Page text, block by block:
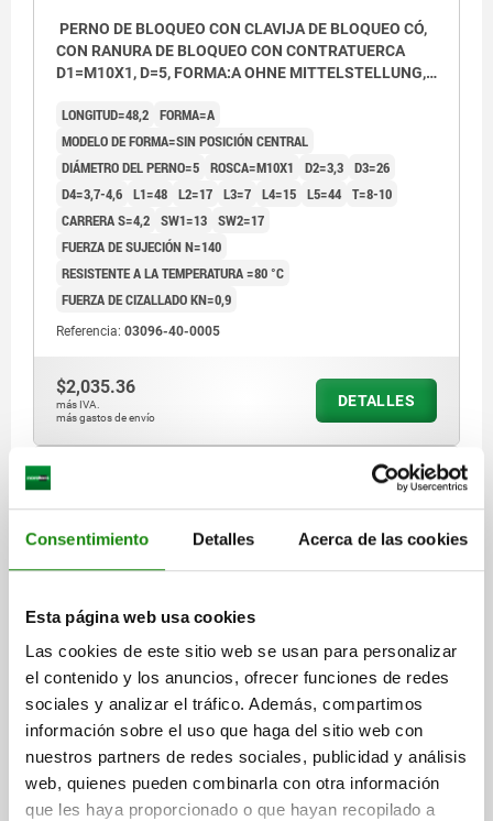
Consentimiento Detalles Acerca de las cookies
Esta página web usa cookies
Las cookies de este sitio web se usan para personalizar
el contenido y los anuncios, ofrecer funciones de redes
sociales y analizar el tráfico. Además, compartimos
información sobre el uso que haga del sitio web con
nuestros partners de redes sociales, publicidad y análisis
web, quienes pueden combinarla con otra información
que les haya proporcionado o que hayan recopilado a
3) Placa de base
4) Marca de bloqueo
7)
PERNO DE BLOQUEO CON CLAVIJA DE BLOQUEO CÓ,
CON RANURA DE BLOQUEO CON CONTRATUERCA
D1=M10X1, D=5, FORMA:A OHNE MITTELSTELLUNG,
LONGITUD=48,2 FORMA=A
MODELO DE FORMA=SIN POSICIÓN CENTRAL
DIÁMETRO DEL PERNO=5 ROSCA=M10X1 D2=3,3 D3=26
D4=3,7-4,6 L1=48 L2=17 L3=7 L4=15 L5=44 T=8-10
CARRERA S=4,2 SW1=13 SW2=17
FUERZA DE SUJECIÓN N=140
RESISTENTE A LA TEMPERATURA =80 °C
FUERZA DE CIZALLADO KN=0,9
Referencia: 03096-40-0005
$2,035.36
más IVA.
más gastos de envío
DETALLES
PERNO DE BLOQUEO CON CLAVIJA DE BLOQUEO CÓ,
CON RANURA DE BLOQUEO CON CONTRATUERCA
D1=M12X1,5, D=7, FORMA:A OHNE
MITTELSTELLUNG, ACERO NIQUELADO,
COMP:POLIAMIDA NEGRO
LONGITUD=57 FORMA=A
MODELO DE FORMA=SIN POSICIÓN CENTRAL
DIÁMETRO DEL PERNO=7
ROSCA=M12X1,5 D2=4,9 D3=32